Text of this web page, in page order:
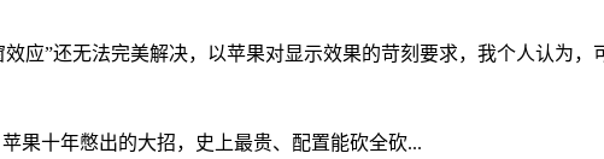
应”还无法完美解决，以苹果对显示效果的苛刻要求，我个人认为